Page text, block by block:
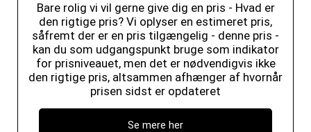
Bare rolig vi vil gerne give dig en pris - Hvad er
den rigtige pris? Vi oplyser en estimeret pris,
såfremt der er en pris tilgængelig - denne pris -
kan du som udgangspunkt bruge som indikator
for prisniveauet, men det er nødvendigvis ikke
den rigtige pris, altsammen afhænger af hvornår
prisen sidst er opdateret
Se mere her